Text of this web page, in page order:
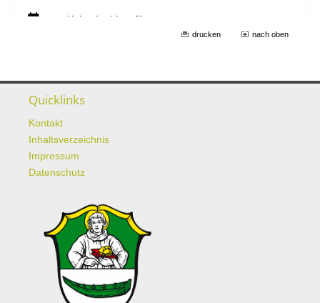
drucken nach oben
Quicklinks
Kontakt
Inhaltsverzeichnis
Impressum
Datenschutz